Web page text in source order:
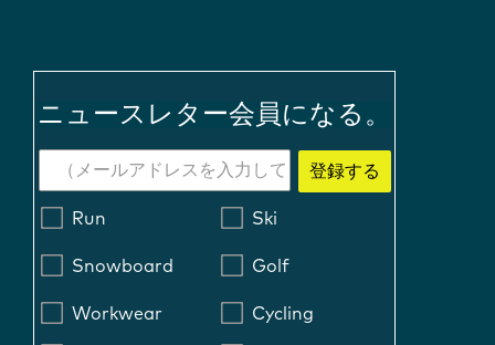
ニュースレター会員になる。
登録する
Run Ski
Snowboard Golf
Workwear Cycling